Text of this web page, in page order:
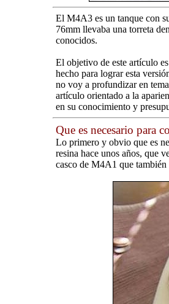
El M4A3 es un tanque con
76mm llevaba una torreta
conocidos.
El objetivo de este artículo
hecho para lograr esta
no voy a profundizar en
artículo orientado a la
en su conocimiento y
Que es necesario para
Lo primero y obvio que es
resina hace unos años, que
casco de M4A1 que